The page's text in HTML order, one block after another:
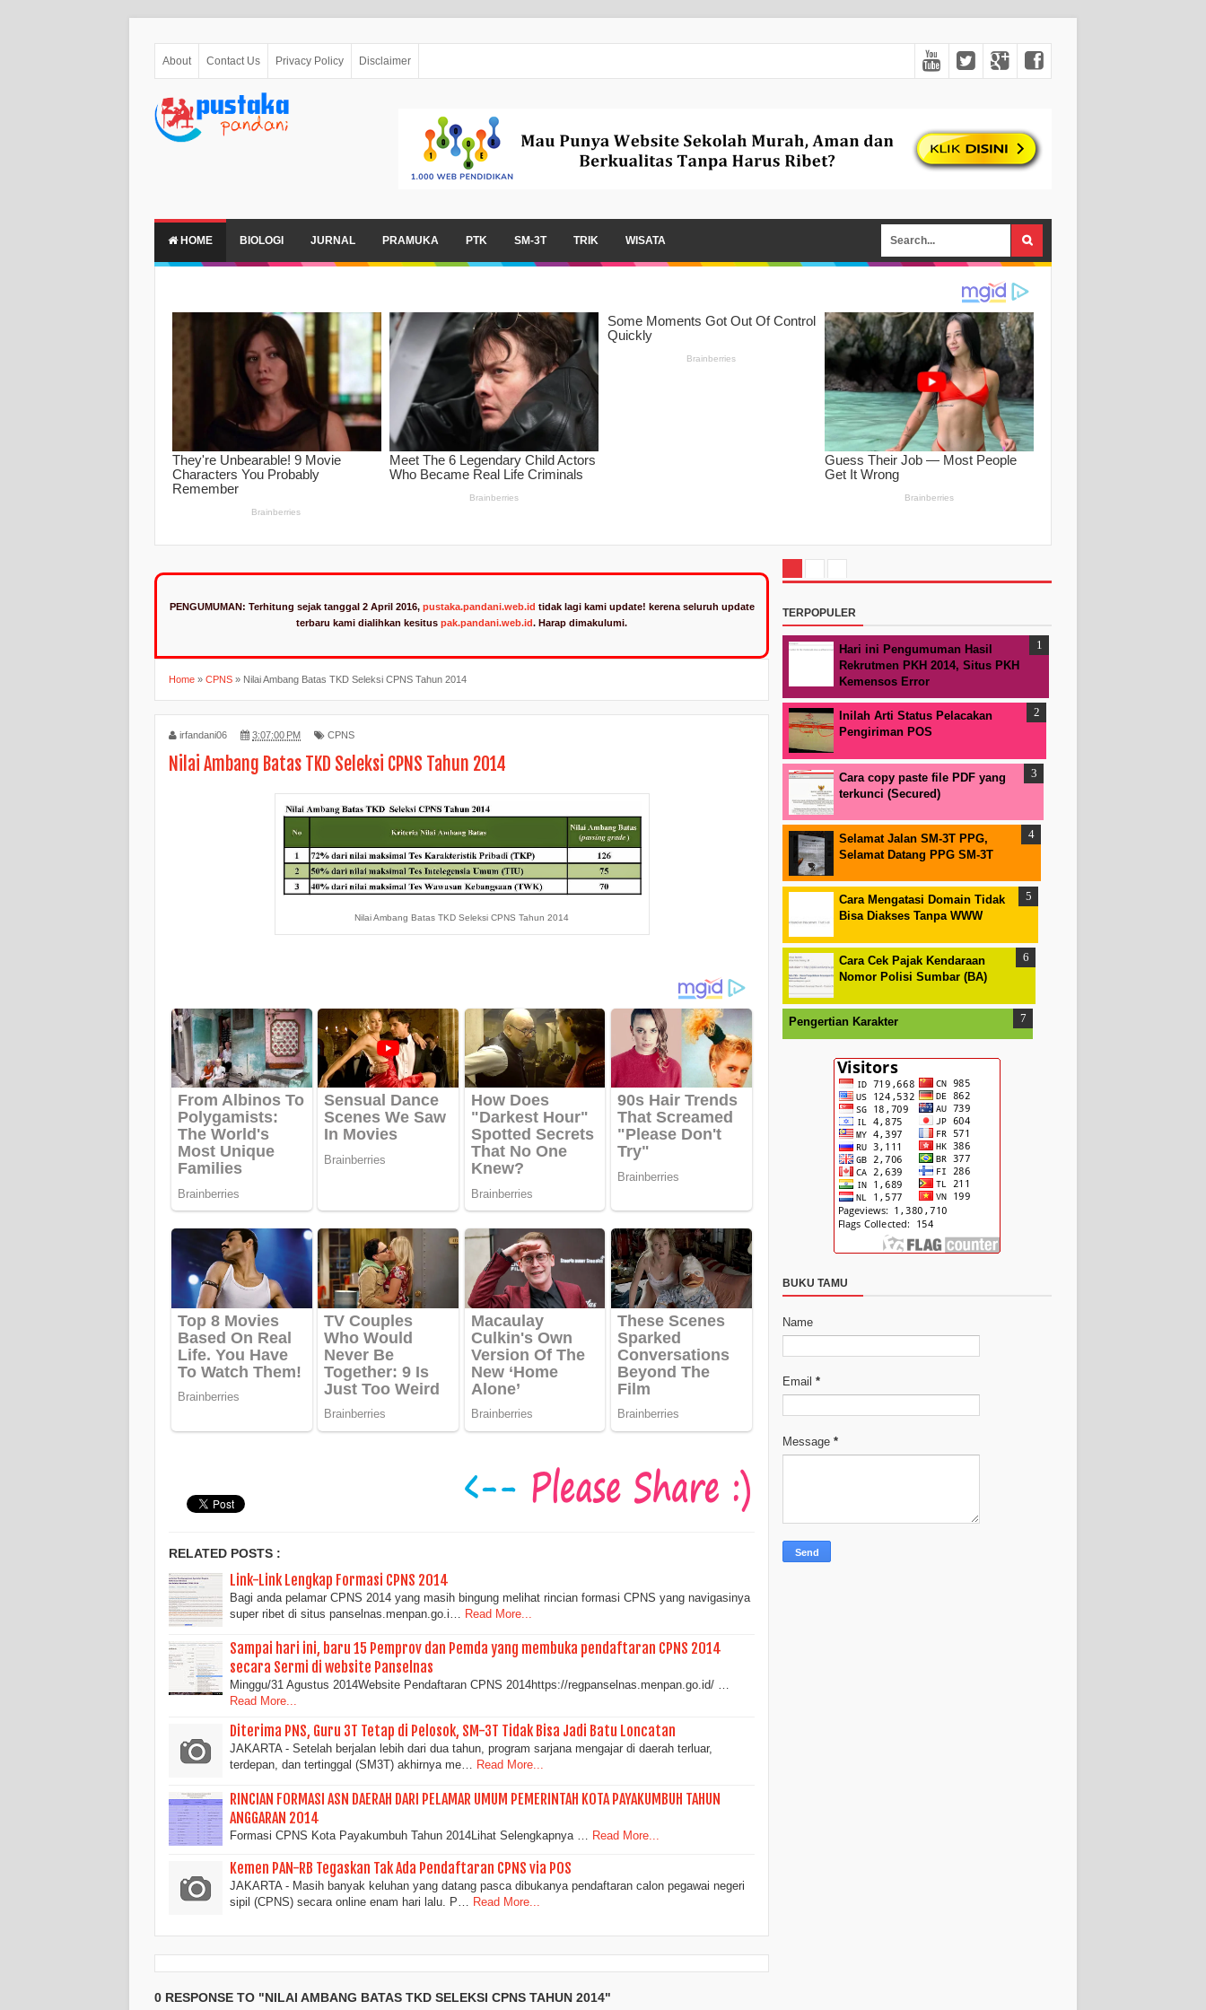
About Contact Us Privacy Policy Disclaimer
HOME BIOLOGI JURNAL PRAMUKA PTK SM-3T TRIK WISATA
PENGUMUMAN: Terhitung sejak tanggal 2 April 2016, pustaka.pandani.web.id tidak lagi kami update! kerena seluruh update
terbaru kami dialihkan kesitus pak.pandani.web.id. Harap dimakulumi.
Home » CPNS » Nilai Ambang Batas TKD Seleksi CPNS Tahun 2014
irfandani06 3:07:00 PM CPNS
Nilai Ambang Batas TKD Seleksi CPNS Tahun 2014
Nilai Ambang Batas TKD Seleksi CPNS Tahun 2014
RELATED POSTS :
Link-Link Lengkap Formasi CPNS 2014
Bagi anda pelamar CPNS 2014 yang masih bingung melihat rincian formasi CPNS yang navigasinya
super ribet di situs panselnas.menpan.go.i…
Read More...
Sampai hari ini, baru 15 Pemprov dan Pemda yang membuka pendaftaran CPNS 2014
secara Sermi di website Panselnas
Minggu/31 Agustus 2014Website Pendaftaran CPNS 2014https://regpanselnas.menpan.go.id/ …
Read More...
Diterima PNS, Guru 3T Tetap di Pelosok, SM-3T Tidak Bisa Jadi Batu Loncatan
JAKARTA - Setelah berjalan lebih dari dua tahun, program sarjana mengajar di daerah terluar,
terdepan, dan tertinggal (SM3T) akhirnya me… Read More...
RINCIAN FORMASI ASN DAERAH DARI PELAMAR UMUM PEMERINTAH KOTA PAYAKUMBUH TAHUN
ANGGARAN 2014
Formasi CPNS Kota Payakumbuh Tahun 2014Lihat Selengkapnya … Read More...
Kemen PAN-RB Tegaskan Tak Ada Pendaftaran CPNS via POS
JAKARTA - Masih banyak keluhan yang datang pasca dibukanya pendaftaran calon pegawai negeri
sipil (CPNS) secara online enam hari lalu. P…
Read More...
0 RESPONSE TO "NILAI AMBANG BATAS TKD SELEKSI CPNS TAHUN 2014"
TERPOPULER
Hari ini Pengumuman Hasil
Rekrutmen PKH 2014, Situs PKH
Kemensos Error
Inilah Arti Status Pelacakan
Pengiriman POS
Cara copy paste file PDF yang
terkunci (Secured)
Selamat Jalan SM-3T PPG,
Selamat Datang PPG SM-3T
Cara Mengatasi Domain Tidak
Bisa Diakses Tanpa WWW
Cara Cek Pajak Kendaraan
Nomor Polisi Sumbar (BA)
Pengertian Karakter
BUKU TAMU
Name
Email *
Message *